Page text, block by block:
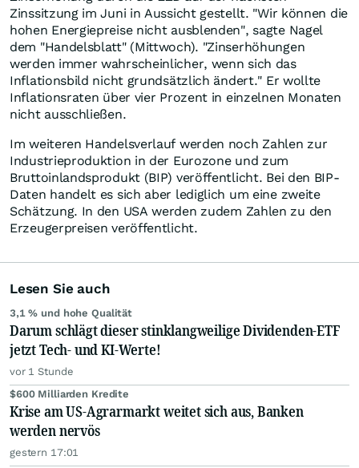
Zinssitzung im Juni in Aussicht gestellt. "Wir können die
hohen Energiepreise nicht ausblenden", sagte Nagel
dem "Handelsblatt" (Mittwoch). "Zinserhöhungen
werden immer wahrscheinlicher, wenn sich das
Inflationsbild nicht grundsätzlich ändert." Er wollte
Inflationsraten über vier Prozent in einzelnen Monaten
nicht ausschließen.
Im weiteren Handelsverlauf werden noch Zahlen zur
Industrieproduktion in der Eurozone und zum
Bruttoinlandsprodukt (BIP) veröffentlicht. Bei den BIP-
Daten handelt es sich aber lediglich um eine zweite
Schätzung. In den USA werden zudem Zahlen zu den
Erzeugerpreisen veröffentlicht.
Lesen Sie auch
3,1 % und hohe Qualität
Darum schlägt dieser stinklangweilige Dividenden-ETF
jetzt Tech- und KI-Werte!
vor 1 Stunde
$600 Milliarden Kredite
Krise am US-Agrarmarkt weitet sich aus, Banken
werden nervös
gestern 17:01